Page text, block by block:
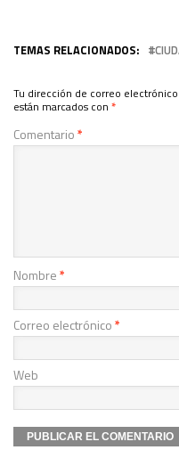
TEMAS RELACIONADOS:
Tu dirección de correo
están marcados con *
Comentario*
Nombre*
Correo electrónico*
Web